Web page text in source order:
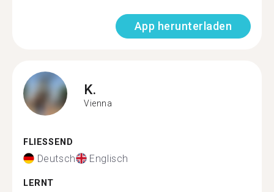
App herunterladen
K.
Vienna
FLIESSEND
Deutsch Englisch
LERNT